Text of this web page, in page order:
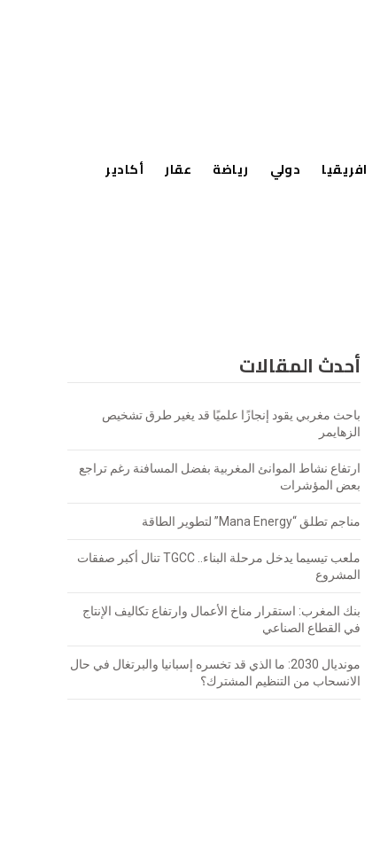
افريقيا دولي رياضة عقار أكادير
أحدث المقالات
باحث مغربي يقود إنجازًا علميًا قد يغير طرق تشخيص
الزهايمر
ارتفاع نشاط الموانئ المغربية بفضل المسافنة رغم تراجع
بعض المؤشرات
مناجم تطلق “Mana Energy” لتطوير الطاقة
ملعب تيسيما يدخل مرحلة البناء.. TGCC تنال أكبر صفقات
المشروع
بنك المغرب: استقرار مناخ الأعمال وارتفاع تكاليف الإنتاج
في القطاع الصناعي
مونديال 2030: ما الذي قد تخسره إسبانيا والبرتغال في حال
الانسحاب من التنظيم المشترك؟